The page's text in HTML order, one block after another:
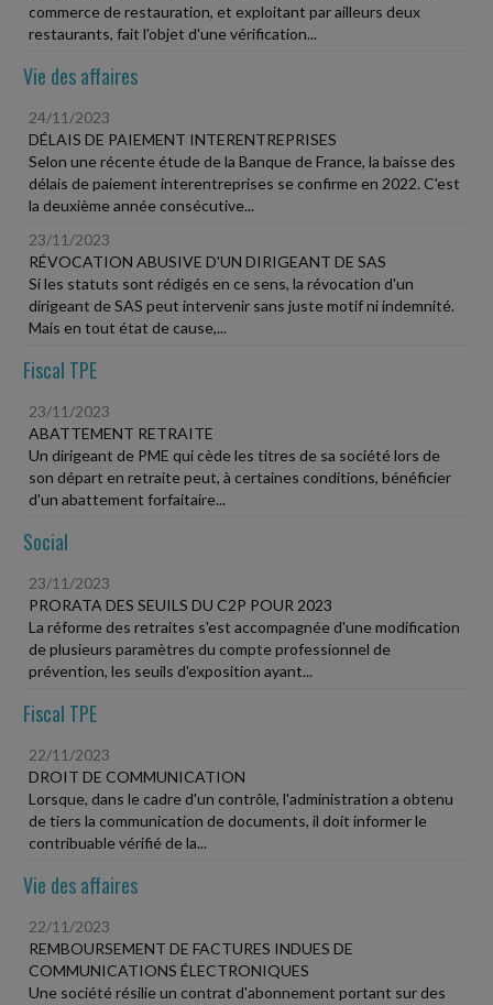
commerce de restauration, et exploitant par ailleurs deux
restaurants, fait l'objet d'une vérification...
Vie des affaires
24/11/2023
DÉLAIS DE PAIEMENT INTERENTREPRISES
Selon une récente étude de la Banque de France, la baisse des
délais de paiement interentreprises se confirme en 2022. C'est
la deuxième année consécutive...
23/11/2023
RÉVOCATION ABUSIVE D'UN DIRIGEANT DE SAS
Si les statuts sont rédigés en ce sens, la révocation d'un
dirigeant de SAS peut intervenir sans juste motif ni indemnité.
Mais en tout état de cause,...
Fiscal TPE
23/11/2023
ABATTEMENT RETRAITE
Un dirigeant de PME qui cède les titres de sa société lors de
son départ en retraite peut, à certaines conditions, bénéficier
d'un abattement forfaitaire...
Social
23/11/2023
PRORATA DES SEUILS DU C2P POUR 2023
La réforme des retraites s'est accompagnée d'une modification
de plusieurs paramètres du compte professionnel de
prévention, les seuils d'exposition ayant...
Fiscal TPE
22/11/2023
DROIT DE COMMUNICATION
Lorsque, dans le cadre d'un contrôle, l'administration a obtenu
de tiers la communication de documents, il doit informer le
contribuable vérifié de la...
Vie des affaires
22/11/2023
REMBOURSEMENT DE FACTURES INDUES DE
COMMUNICATIONS ÉLECTRONIQUES
Une société résilie un contrat d'abonnement portant sur des